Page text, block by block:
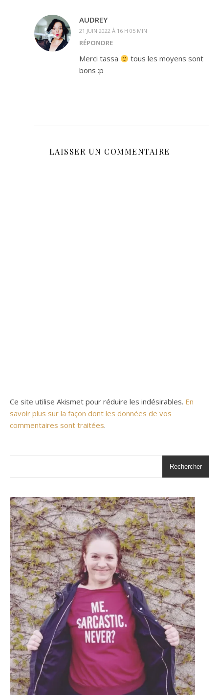
AUDREY
21 JUIN 2022 À 16 H 05 MIN
RÉPONDRE
Merci tassa
tous les moyens sont
bons :p
LAISSER UN COMMENTAIRE
Ce site utilise Akismet pour réduire les indésirables. En
savoir plus sur la façon dont les données de vos
commentaires sont traitées.
Rechercher